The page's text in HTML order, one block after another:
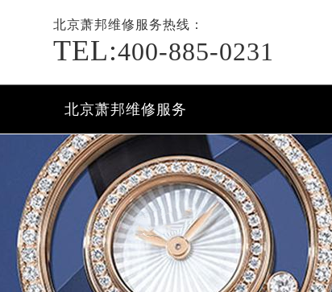
北京萧邦维修 服务热线：
TEL:400-885-0231
北京萧邦维修服务